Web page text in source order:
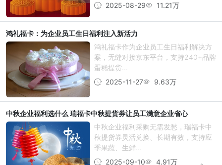
2025-08-29
11.21万
鸿礼福卡：为企业员工生日福利注入新活力
鸿礼福卡作为企业员工生日福利解决方
案，无缝对接京东平台，支持240+品牌
蛋糕提货...
2025-11-27
9.63万
中秋企业福利选什么 瑞福卡中秋提货券让员工满意企业省心
中秋企业福利采购无需发愁，瑞福卡中
秋提货券灵活兑换、长期有效，支持应
季果蔬、生鲜...
2025-09-10
4.91万